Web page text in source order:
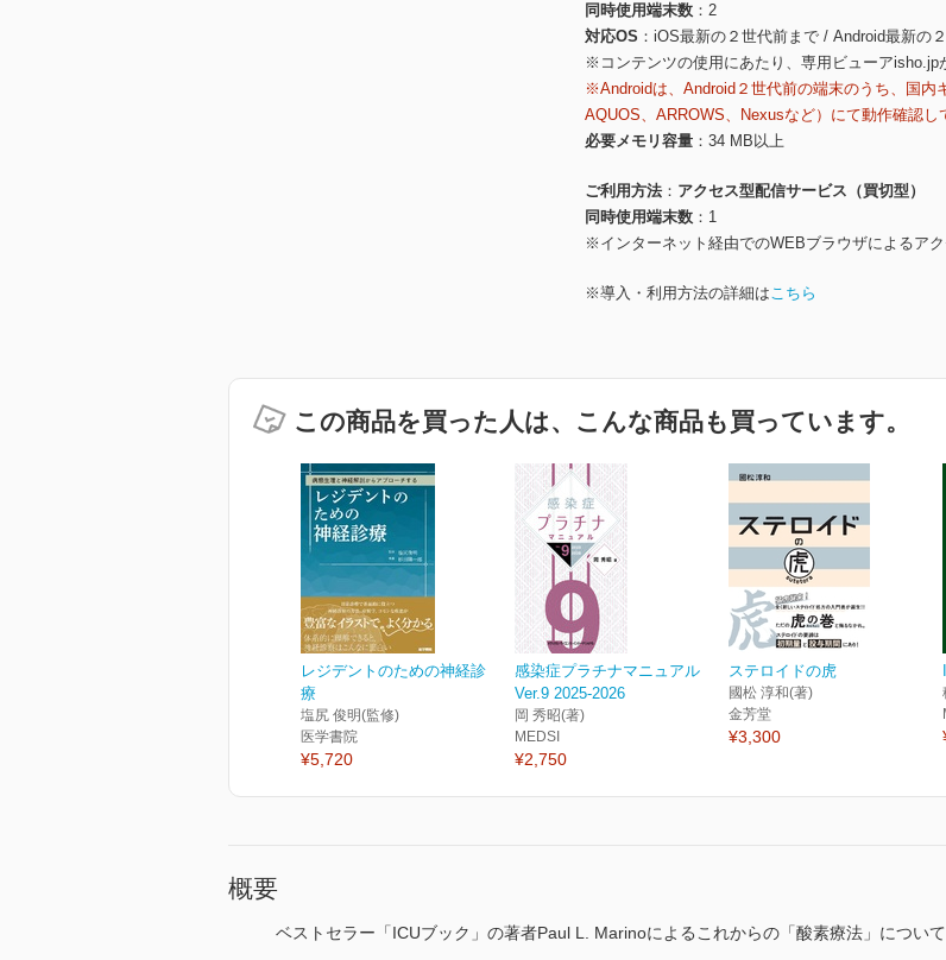
同時使用端末数
2
対応OS
iOS最新の２世代前まで / Android最新の
※コンテンツの使用にあたり、専用ビューアisho.jp
※Androidは、Android２世代前の端末のうち、国内
AQUOS、ARROWS、Nexusなど）にて動作確認し
必要メモリ容量
34 MB以上
ご利用方法
アクセス型配信サービス（買切型）
同時使用端末数
1
※インターネット経由でのWEBブラウザによるア
※導入・利用方法の詳細はこちら
この商品を買った人は、こんな商品も買っています。
レジデントのための神経診
療
塩尻 俊明(監修)
医学書院
¥5,720
感染症プラチナマニュアル
Ver.9 2025-2026
岡 秀昭(著)
MEDSI
¥2,750
ステロイドの虎
國松 淳和(著)
金芳堂
¥3,300
概要
ベストセラー「ICUブック」の著者Paul L. Marinoによるこれからの「酸素療法」について